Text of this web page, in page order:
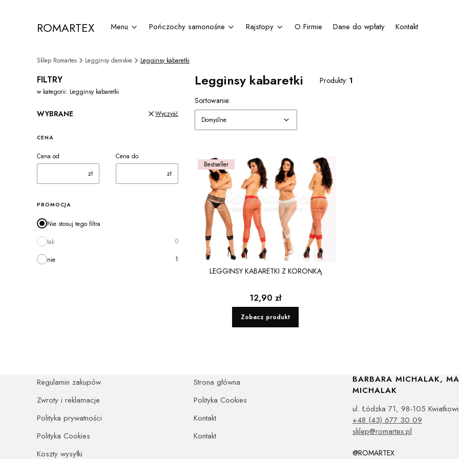
ROMARTEX Menu Pończochy samonośne Rajstopy O Firmie Dane do wpłaty Kontakt
Sklep Romartex Legginsy damskie Legginsy kabaretki
FILTRY
w kategorii: Legginsy kabaretki
WYBRANE Wyczyść
CENA
Cena od
zł
Cena do
zł
PROMOCJA
Nie stosuj tego filtra
tak
0
nie
1
Legginsy kabaretki Produkty: 1
Lista produktów
Sortowanie:
Domyślne
Bestseller
LEGGINSY KABARETKI Z KORONKĄ
Cena
12,90 zł
Zobacz produkt
Regulamin zakupów
Zwroty i reklamacje
Polityka prywatności
Polityka Cookies
Koszty wysyłki
Strona główna
Polityka Cookies
Kontakt
Kontakt
BARBARA MICHALAK,
MICHALAK
ul. Łódzka 71, 98-105
+48 (43) 677 30 09
sklep@romartex.pl
@ROMARTEX